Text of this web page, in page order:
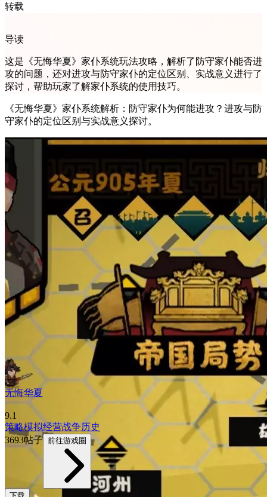
转载
导读
这是《无悔华夏》家仆系统玩法攻略，解析了防守家仆能否进
攻的问题，还对进攻与防守家仆的定位区别、实战意义进行了
探讨，帮助玩家了解家仆系统的使用技巧。
《无悔华夏》家仆系统解析：防守家仆为何能进攻？进攻与防
守家仆的定位区别与实战意义探讨。
无悔华夏
9.1
策略模拟经营战争历史
3693帖子 前往游戏圈